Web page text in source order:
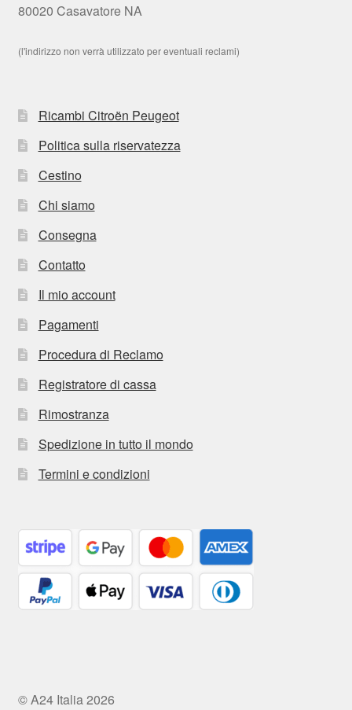
80020 Casavatore NA
(l'indirizzo non verrà utilizzato per eventuali reclami)
Ricambi Citroën Peugeot
Politica sulla riservatezza
Cestino
Chi siamo
Consegna
Contatto
Il mio account
Pagamenti
Procedura di Reclamo
Registratore di cassa
Rimostranza
Spedizione in tutto il mondo
Termini e condizioni
© A24 Italia 2026